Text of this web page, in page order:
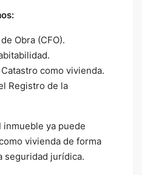
Obra (CFO).
como vivienda.
Registro de la
ya puede
vivienda de forma
seguridad jurídica.